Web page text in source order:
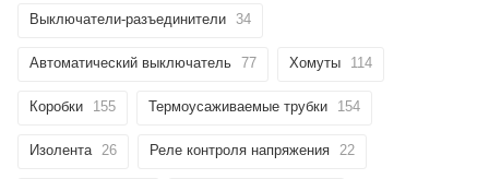
Выключатели-разъединители 34
Автоматический выключатель 77 Хомуты 114
Коробки 155 Термоусаживаемые трубки 154
Изолента 26 Реле контроля напряжения 22